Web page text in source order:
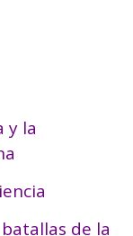
y la
de la